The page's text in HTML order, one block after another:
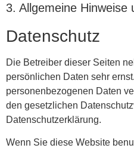
3. Allgemeine Hinweise
Datenschutz
Die Betreiber dieser Seiten
persönlichen Daten sehr
personenbezogenen Daten
den gesetzlichen
Datenschutzerklärung.
Wenn Sie diese Website